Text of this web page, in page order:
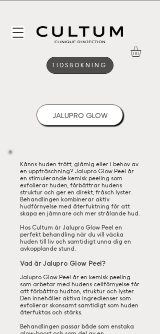
TIDSBOKNING
JALUPRO GLOW
Känns huden trött, glåmig eller i behov av
en uppfräschning? Jalupro Glow Peel är
en stimulerande kemisk peeling som
exfolierar huden, förbättrar hudens
struktur och ger en direkt, fräsch lyster.
Behandlingen kombinerar aktiv
hudförnyelse med återfuktning för att
skapa en jämnare och mer strålande hud.
Hos Cultum är Jalupro Glow Peel en
perfekt behandling när du vill väcka
huden till liv och samtidigt unna dig en
avkopplande stund.
Vad är Jalupro Glow Peel?
Jalupro Glow Peel är en kemisk peeling
som arbetar med hudens cellförnyelse för
att förbättra hudton, struktur och lyster.
Den innehåller aktiva ingredienser som
exfolierar skonsamt samtidigt som huden
återfuktas och stärks.
Behandlingen passar både som enstaka